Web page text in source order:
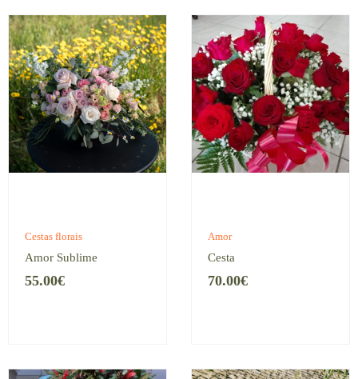
Cestas florais
Amor Sublime
55.00€
Amor
Cesta
70.00€